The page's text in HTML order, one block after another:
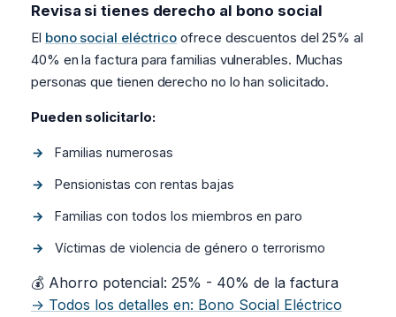
Revisa si tienes derecho al bono social
El bono social eléctrico ofrece descuentos del 25% al
40% en la factura para familias vulnerables. Muchas
personas que tienen derecho no lo han solicitado.
Pueden solicitarlo:
Familias numerosas
Pensionistas con rentas bajas
Familias con todos los miembros en paro
Víctimas de violencia de género o terrorismo
💰 Ahorro potencial: 25% - 40% de la factura
→ Todos los detalles en: Bono Social Eléctrico